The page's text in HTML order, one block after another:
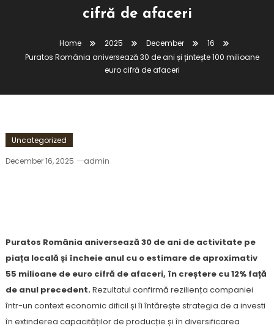
cifră de afaceri
Home 2025 December
16
Puratos România aniversează 30 de ani și țintește 100 milioane
euro cifră de afaceri
Uncategorized
December 16, 2025
admin
Puratos România aniversează 30 de ani de activitate pe
piața locală și încheie anul cu o estimare de aproximativ
55 milioane de euro cifră de afaceri, în creștere cu 12% față
de anul precedent.Rezultatul confirmă reziliența companiei
într-un context economic dificil și îi întărește strategia de a investi
în extinderea capacităților de producție și în diversificarea